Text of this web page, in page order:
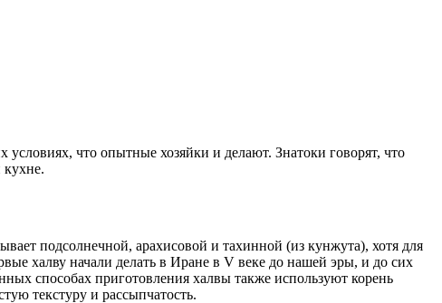
что опытные хозяйки и делают. Знатоки говорят, что
кухне.
подсолнечной, арахисовой и тахинной (из кунжута), хотя для
халву начали делать в Иране в V веке до нашей эры, и до сих
способах приготовления халвы также используют корень
текстуру и рассыпчатость.